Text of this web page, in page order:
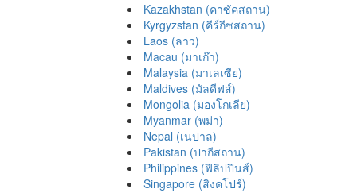
Kazakhstan (คาซัคสถาน)
Kyrgyzstan (คีร์กีซสถาน)
Laos (ลาว)
Macau (มาเก๊า)
Malaysia (มาเลเซีย)
Maldives (มัลดีฟส์)
Mongolia (มองโกเลีย)
Myanmar (พม่า)
Nepal (เนปาล)
Pakistan (ปากีสถาน)
Philippines (ฟิลิปปินส์)
Singapore (สิงคโปร์)